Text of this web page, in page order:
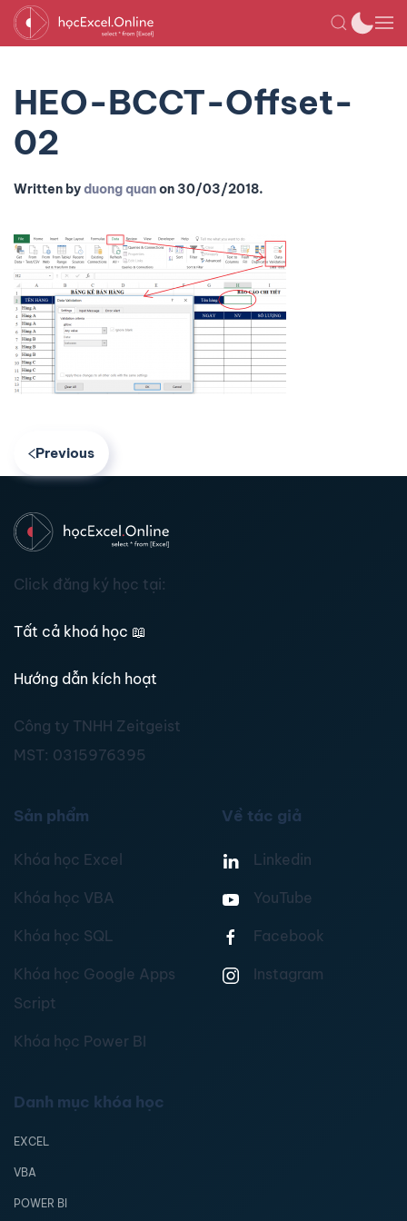
HEO-BCCT-Offset-
02
Written byduong quanon 30/03/2018.
Previous
Click đăng ký học tại:
Tất cả khoá học 📖
Hướng dẫn kích hoạt
Công ty TNHH Zeitgeist
MST: 0315976395
Sản phẩm
Khóa học Excel
Khóa học VBA
Khóa học SQL
Khóa học Google Apps
Script
Khóa học Power BI
Về tác giả
Linkedin
YouTube
Facebook
Instagram
Danh mục khóa học
EXCEL
VBA
POWER BI